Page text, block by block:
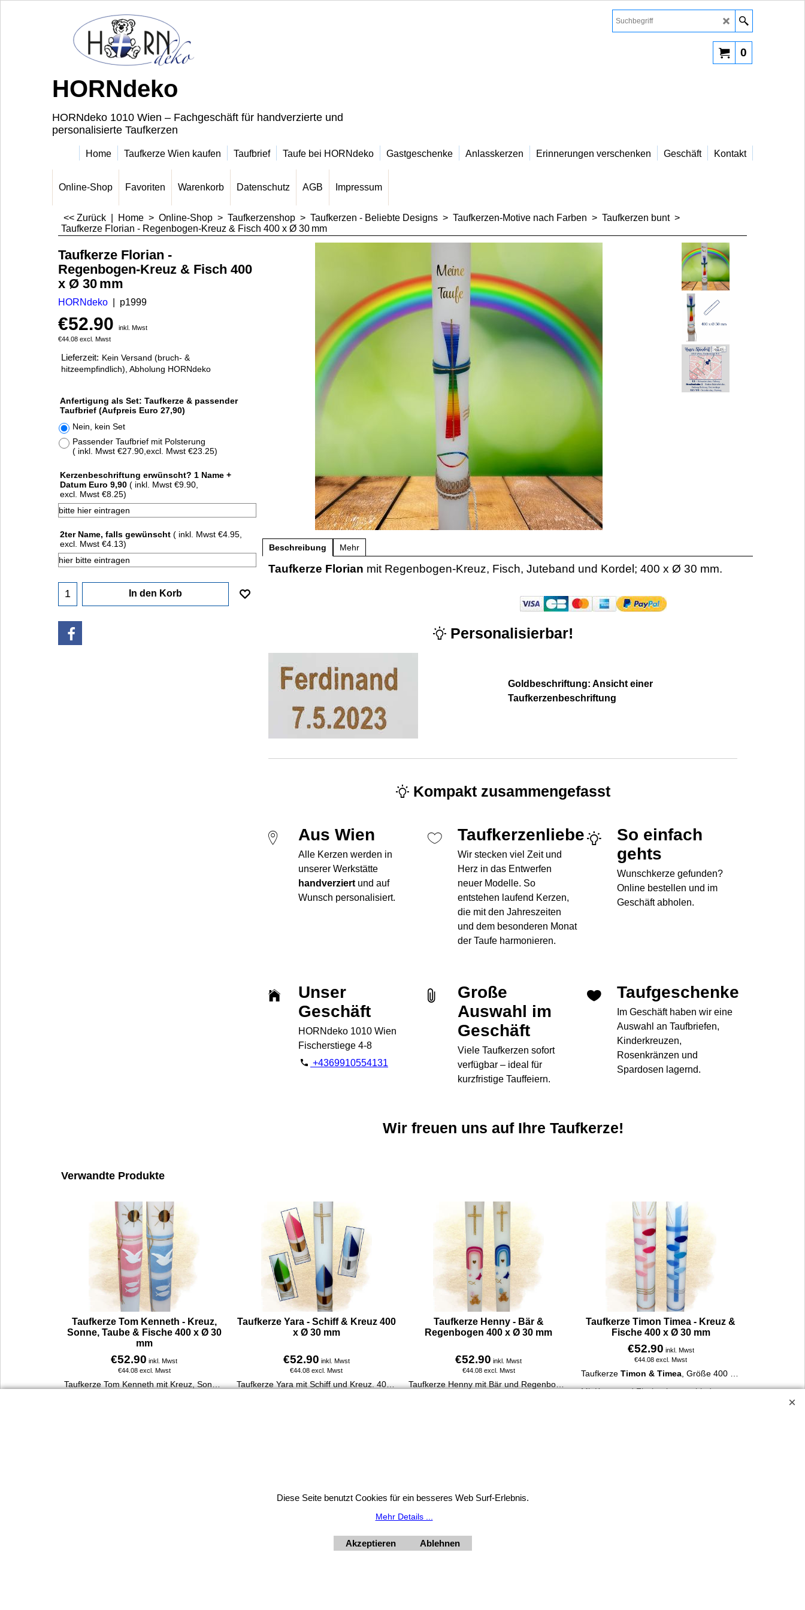
HORNdeko
HORNdeko 1010 Wien – Fachgeschäft für handverzierte und
personalisierte Taufkerzen
0
Home Taufkerze Wien kaufen Taufbrief Taufe bei HORNdeko Gastgeschenke Anlasskerzen Erinnerungen verschenken Geschäft Kontakt
Online-Shop Favoriten Warenkorb Datenschutz AGB Impressum
<< Zurück Home > Online-Shop > Taufkerzenshop > Taufkerzen - Beliebte Designs > Taufkerzen-Motive nach Farben > Taufkerzen bunt>
Taufkerze Florian - Regenbogen-Kreuz & Fisch 400 x Ø 30 mm
Taufkerze Florian -
Regenbogen-Kreuz & Fisch 400
x Ø 30 mm
HORNdeko p1999
€52.90
inkl. Mwst
€44.08 excl. Mwst
Lieferzeit: Kein Versand (bruch- &
hitzeempfindlich), Abholung HORNdeko
Anfertigung als Set: Taufkerze & passender
Taufbrief (Aufpreis Euro 27,90)
Nein, kein Set
Passender Taufbrief mit Polsterung
( inkl. Mwst €27.90,excl. Mwst €23.25)
Kerzenbeschriftung erwünscht? 1 Name +
Datum Euro 9,90 ( inkl. Mwst €9.90
excl. Mwst €8.25)
2ter Name, falls gewünscht ( inkl. Mwst €4.95
excl. Mwst €4.13)
In den Korb
Beschreibung Mehr
Taufkerze Florian mit Regenbogen-Kreuz, Fisch, Juteband und Kordel; 400 x Ø 30 mm.
Personalisierbar!
Goldbeschriftung: Ansicht einer
Taufkerzenbeschriftung
Kompakt zusammengefasst
Aus Wien
Alle Kerzen werden in
unserer Werkstätte
handverziert und auf
Wunsch personalisiert.
Taufkerzenliebe
Wir stecken viel Zeit und
Herz in das Entwerfen
neuer Modelle. So
entstehen laufend Kerzen,
die mit den Jahreszeiten
und dem besonderen Monat
der Taufe harmonieren.
So einfach
gehts
Wunschkerze gefunden?
Online bestellen und im
Geschäft abholen.
Unser
Geschäft
HORNdeko 1010 Wien
Fischerstiege 4-8
+4369910554131
Große
Auswahl im
Geschäft
Viele Taufkerzen sofort
verfügbar – ideal für
kurzfristige Tauffeiern.
Taufgeschenke
Im Geschäft haben wir eine
Auswahl an Taufbriefen,
Kinderkreuzen,
Rosenkränzen und
Spardosen lagernd.
Wir freuen uns auf Ihre Taufkerze!
Verwandte Produkte
Taufkerze Tom Kenneth - Kreuz,
Sonne, Taube & Fische 400 x Ø 30
mm
€52.90 inkl. Mwst
€44.08 excl. Mwst
Taufkerze Tom Kenneth mit Kreuz, Sonne, Taube, Fische & Ranke. 400 x 30 mm, handverziert, aus 100 % Paraffin, personalisierbar mit Name & Taufdatum.
Taufkerze Yara - Schiff & Kreuz 400
x Ø 30 mm
€52.90 inkl. Mwst
€44.08 excl. Mwst
Taufkerze Yara mit Schiff und Kreuz. 400 x 30 mm, aus 100 % Paraffin, handverziert, personalisierbar mit Name & Taufdatum, direkt online bestellbar.
Taufkerze Henny - Bär &
Regenbogen 400 x Ø 30 mm
€52.90 inkl. Mwst
€44.08 excl. Mwst
Taufkerze Henny mit Bär und Regenbogen. 400 x 30 mm, aus 100 % Paraffin, liebevoll verziert, personalisierbar mit Name & Taufdatum, online bestellbar.
Taufkerze Timon Timea - Kreuz &
Fische 400 x Ø 30 mm
€52.90 inkl. Mwst
€44.08 excl. Mwst
Taufkerze Timon & Timea, Größe 400 x Ø 30 mm.
Mit Kreuz und Fische, in verschiedenen rosa-Tönen oder blautönen. Schlichtes, harmonisches Design.
Dienstag - Freitag 10 - 18 Uhr, Samstag 9 - 12 Uhr. Montag geschlossen.
Diese Seite benutzt Cookies für ein besseres Web Surf-Erlebnis.
Mehr Details ...
Akzeptieren Ablehnen